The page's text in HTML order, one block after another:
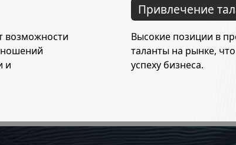
возможности
и
Привлечение
Высокие позиции в
таланты на рынке,
успеху бизнеса.